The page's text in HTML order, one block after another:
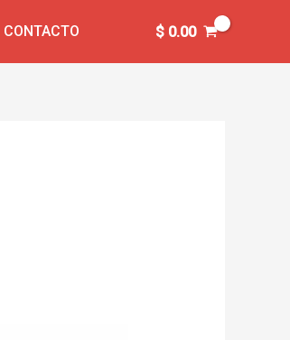
CONTACTO $0.00